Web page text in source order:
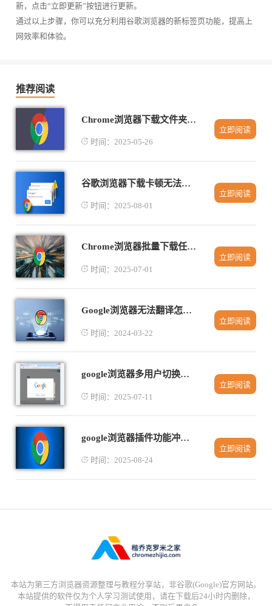
新，点击“立即更新”按钮进行更新。
通过以上步骤，你可以充分利用谷歌浏览器的新标签页功能，提高上
网效率和体验。
推荐阅读
Chrome浏览器下载文件夹管理技巧
时间：2025-05-26
立即阅读
谷歌浏览器下载卡顿无法恢复的解决方案
时间：2025-08-01
立即阅读
Chrome浏览器批量下载任务操作
时间：2025-07-01
立即阅读
Google浏览器无法翻译怎么办
时间：2024-03-22
立即阅读
google浏览器多用户切换速度优化指南
时间：2025-07-11
立即阅读
google浏览器插件功能冲突如何排查
时间：2025-08-24
立即阅读
本站为第三方浏览器资源整理与教程分享站，非谷歌(Google)官方网站。
本站提供的软件仅为个人学习测试使用，请在下载后24小时内删除，